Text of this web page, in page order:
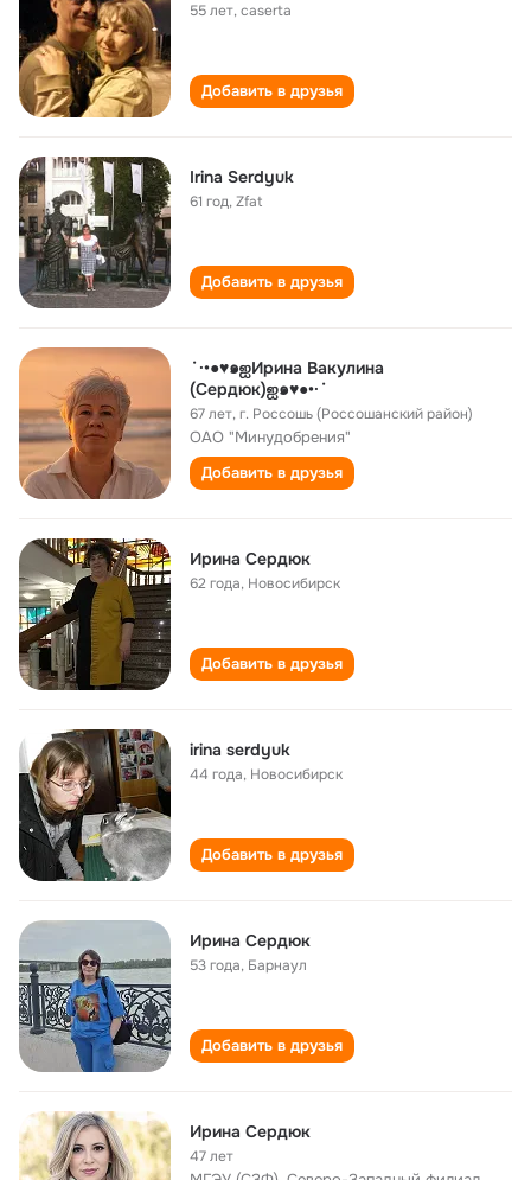
55 лет,caserta
Добавить в друзья
Irina Serdyuk
61 год,Zfat
Добавить в друзья
˙·•●♥๑ஐИрина Вакулина
(Сердюк)ஐ๑♥●•·˙
67 лет,г. Россошь (Россошанский район)
ОАО "Минудобрения"
Добавить в друзья
Ирина Сердюк
62 года, Новосибирск
Добавить в друзья
irina serdyuk
44 года, Новосибирск
Добавить в друзья
Ирина Сердюк
53 года, Барнаул
Добавить в друзья
Ирина Сердюк
47 лет